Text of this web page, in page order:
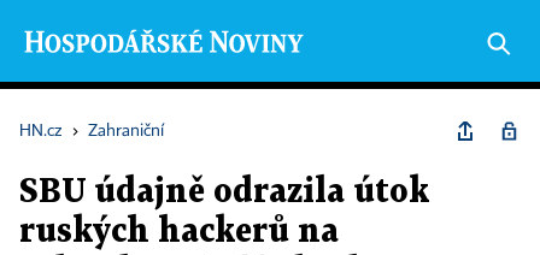
HN.cz › Zahraniční
SBU údajně odrazila útok
ruských hackerů na